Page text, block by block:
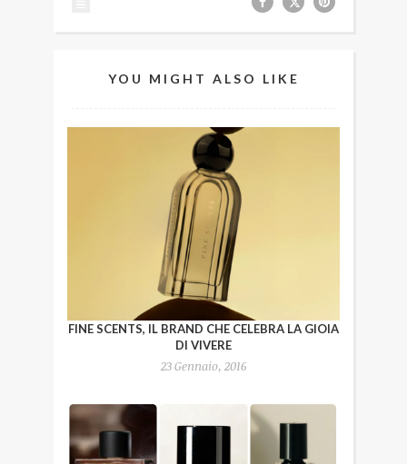
YOU MIGHT ALSO LIKE
FINE SCENTS, IL BRAND CHE CELEBRA LA GIOIA
DI VIVERE
23 Gennaio, 2016